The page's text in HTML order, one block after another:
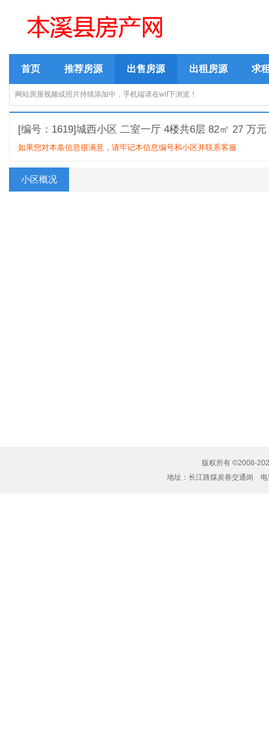
首页 推荐房源 出售房源 出租房源 求
网站房屋视频或照片持续添加中，手机端请在wif下浏览！
[编号：1619]城西小区 二室一厅 4楼共6层 82㎡ 27 万元
如果您对本条信息很满意，请牢记本信息编号和小区并联系客服
小区概况
版权所有 ©2008-
地址：长江路煤炭巷交通岗